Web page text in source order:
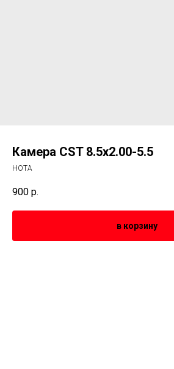
Камера CST 8.5x2.00-5.5
HOTA
900 р.
в корзину